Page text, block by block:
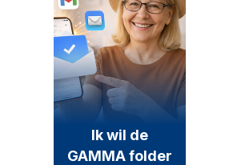
Ik wil de
GAMMA folder